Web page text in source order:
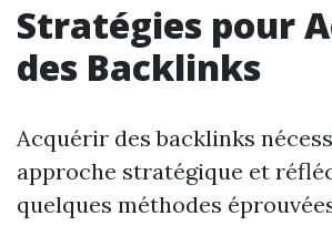
Stratégies pour
des Backlinks
Acquérir des backlinks
approche stratégique et
quelques méthodes